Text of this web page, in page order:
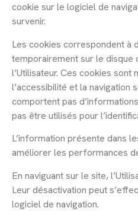
cookie sur le logiciel de
survenir.
Les cookies correspondent à
temporairement sur le disque
l’Utilisateur. Ces cookies
l’accessibilité et la navigation
comportent pas
pas être utilisés pour
L’information présente dans
améliorer les performances
En naviguant sur le site,
Leur désactivation peut
logiciel de navigation.